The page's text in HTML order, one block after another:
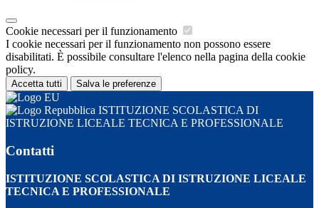
Cookie necessari per il funzionamento
I cookie necessari per il funzionamento non possono essere
disabilitati. È possibile consultare l'elenco nella pagina della cookie
policy.
Accetta tutti Salva le preferenze
ISTITUZIONE SCOLASTICA DI
ISTRUZIONE LICEALE TECNICA E PROFESSIONALE
Contatti
ISTITUZIONE SCOLASTICA DI ISTRUZIONE LICEALE
TECNICA E PROFESSIONALE